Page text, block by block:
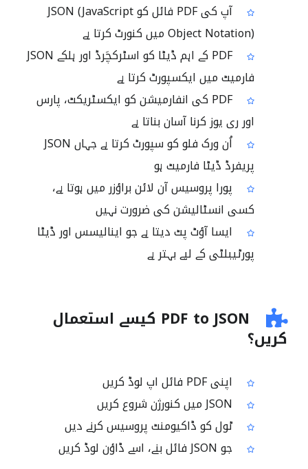
آپ کی PDF فائل کو JSON (JavaScript
Object Notation) میں کنورٹ کرتا ہے
PDF کے اہم ڈیٹا کو اسٹرکچَرڈ اور ہلکے JSON
فارمیٹ میں ایکسپورٹ کرتا ہے
PDF کی انفارمیشن کو ایکسٹریکٹ، پارس
اور ری یوز کرنا آسان بناتا ہے
اُن ورک فلو کو سپورٹ کرتا ہے جہاں JSON
پریفرڈ ڈیٹا فارمیٹ ہو
پورا پروسیس آن لائن براؤزر میں ہوتا ہے،
کسی انسٹالیشن کی ضرورت نہیں
ایسا آؤٹ پٹ دیتا ہے جو اینالیسس اور ڈیٹا
پورٹیبلٹی کے لیے بہتر ہے
PDF to JSON کیسے استعمال
کریں؟
اپنی PDF فائل اپ لوڈ کریں
ٹول کو ڈاکیومنٹ پروسیس کرنے دیں
جو JSON فائل بنے، اسے ڈاؤن لوڈ کریں